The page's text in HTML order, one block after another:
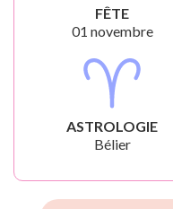
FÊTE
01 novembre
ASTROLOGIE
Bélier